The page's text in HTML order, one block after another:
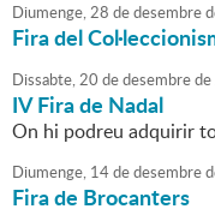
Diumenge,28 dedesembre
Fira del
Dissabte,20 dedesembrede
IV Fira de Nadal
On hi podreu adquirir
Diumenge, 14dedesembre
Fira de Brocanters